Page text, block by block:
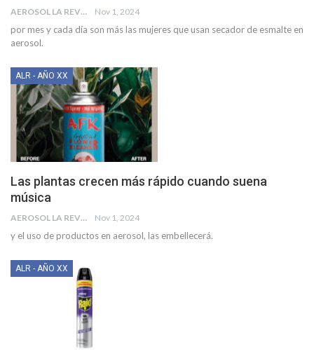
AEROSOL LA REVISTA Nov 1, 2024
por mes y cada día son más las mujeres que usan secador de esmalte en
aerosol.
ALR - AÑO XX
Las plantas crecen más rápido cuando suena
música
AEROSOL LA REVISTA Nov 1, 2024
y el uso de productos en aerosol, las embellecerá.
ALR - AÑO XX